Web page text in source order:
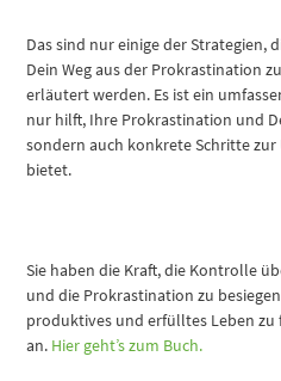
Das sind nur einige der Strategien,
Dein Weg aus der Prokrastination
erläutert werden. Es ist ein
nur hilft, Ihre Prokrastination und
sondern auch konkrete Schritte
bietet.
Sie haben die Kraft, die Kontrolle
und die Prokrastination zu
produktives und erfülltes Leben zu
an. Hier geht’s zum Buch.